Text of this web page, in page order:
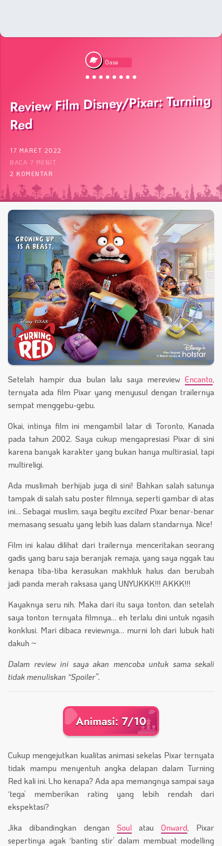
Oase
Review Film Disney/Pixar: Turning
Red
17 MARET 2022
BACA 7 MENIT
2 KOMENTAR
Setelah hampir dua bulan lalu saya mereview Encanto,
ternyata ada film Pixar yang menyusul dengan trailernya
sempat menggebu-gebu.
Okai, intinya film ini mengambil latar di Toronto, Kanada
pada tahun 2002. Saya cukup mengapresiasi Pixar di sini
karena banyak karakter yang bukan hanya multirasial, tapi
multireligi.
Ada muslimah berhijab juga di sini! Bahkan salah satunya
tampak di salah satu poster filmnya, seperti gambar di atas
ini… Sebagai muslim, saya begituexcited Pixar benar-benar
memasang sesuatu yang lebih luas dalam standarnya. Nice!
Film ini kalau dilihat dari trailernya menceritakan seorang
gadis yang baru saja beranjak remaja, yang saya nggak tau
kenapa tiba-tiba kerasukan makhluk halus dan berubah
jadi panda merah raksasa yang UNYUKKK!!! AKKK!!!
Kayaknya seru nih. Maka dari itu saya tonton, dan setelah
saya tonton ternyata filmnya… eh terlalu dini untuk ngasih
konklusi. Mari dibaca reviewnya… murni loh dari lubuk hati
dakuh ~
Dalam review ini saya akan mencoba untuk sama sekali
tidak menuliskan “Spoiler”.
Animasi: 7/10
Cukup mengejutkan kualitas animasi sekelas Pixar ternyata
tidak mampu menyentuh angka delapan dalam Turning
Red kali ini. Lho kenapa? Ada apa memangnya sampai saya
‘tega’ memberikan rating yang lebih rendah dari
ekspektasi?
Jika dibandingkan dengan SoulatauOnward, Pixar
sepertinya agak ‘banting stir’ dalam membuat modelling